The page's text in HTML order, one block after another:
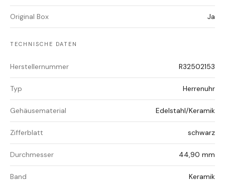
Original Box Ja
TECHNISCHE DATEN
Herstellernummer R32502153
Typ Herrenuhr
Gehäusematerial Edelstahl/Keramik
Zifferblatt schwarz
Durchmesser 44,90 mm
Band Keramik